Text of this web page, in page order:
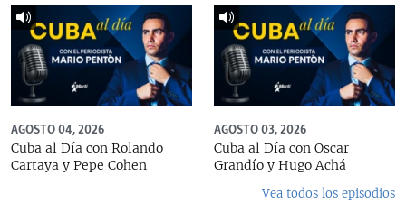
AGOSTO 04, 2026
Cuba al Día con Rolando
Cartaya y Pepe Cohen
AGOSTO 03, 2026
Cuba al Día con Oscar
Grandío y Hugo Achá
Vea todos los episodios